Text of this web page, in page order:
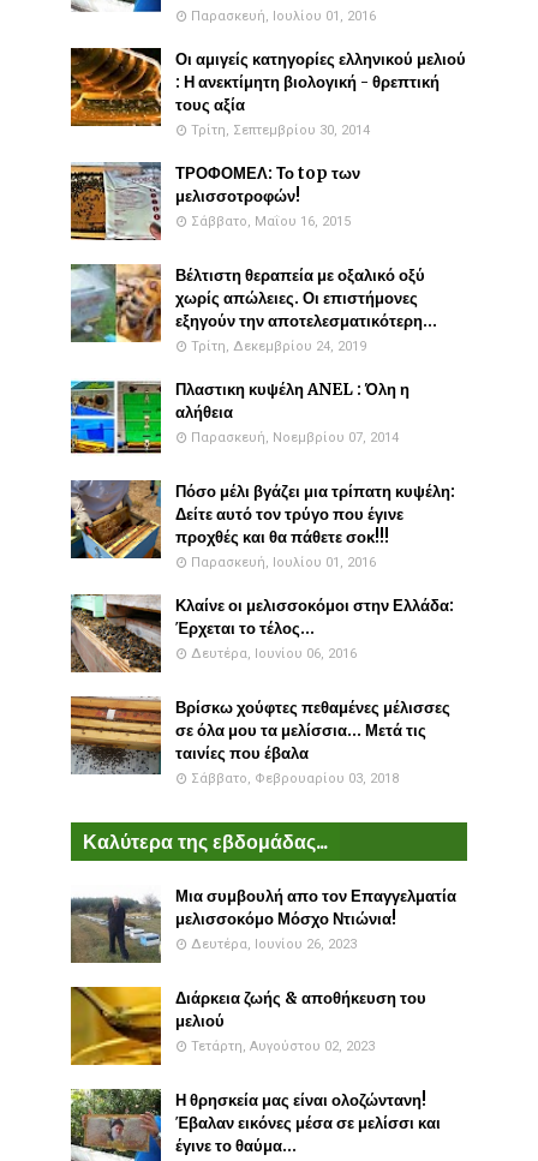
Παρασκευή, Ιουλίου 01, 2016
Οι αμιγείς κατηγορίες ελληνικού μελιού
: Η ανεκτίμητη βιολογική - θρεπτική
τους αξία
Τρίτη, Σεπτεμβρίου 30, 2014
ΤΡΟΦΟΜΕΛ: Το top των
μελισσοτροφών!
Σάββατο, Μαΐου 16, 2015
Βέλτιστη θεραπεία με οξαλικό οξύ
χωρίς απώλειες. Οι επιστήμονες
εξηγούν την αποτελεσματικότερη...
Τρίτη, Δεκεμβρίου 24, 2019
Πλαστικη κυψέλη ANEL : Όλη η
αλήθεια
Παρασκευή, Νοεμβρίου 07, 2014
Πόσο μέλι βγάζει μια τρίπατη κυψέλη:
Δείτε αυτό τον τρύγο που έγινε
προχθές και θα πάθετε σοκ!!!
Παρασκευή, Ιουλίου 01, 2016
Κλαίνε οι μελισσοκόμοι στην Ελλάδα:
Έρχεται το τέλος...
Δευτέρα, Ιουνίου 06, 2016
Βρίσκω χούφτες πεθαμένες μέλισσες
σε όλα μου τα μελίσσια... Μετά τις
ταινίες που έβαλα
Σάββατο, Φεβρουαρίου 03, 2018
Καλύτερα της εβδομάδας...
Μια συμβουλή απο τον Επαγγελματία
μελισσοκόμο Μόσχο Ντιώνια!
Δευτέρα, Ιουνίου 26, 2023
Διάρκεια ζωής & αποθήκευση του
μελιού
Τετάρτη, Αυγούστου 02, 2023
Η θρησκεία μας είναι ολοζώντανη!
Έβαλαν εικόνες μέσα σε μελίσσι και
έγινε το θαύμα...